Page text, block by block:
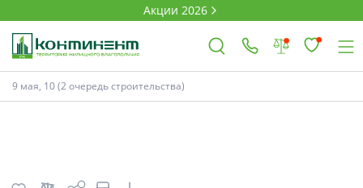
Акции 2026
9 мая, 10 (2 очередь строительства)
План Комнатность